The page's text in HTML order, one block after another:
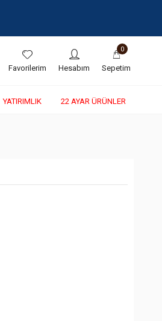
Favorilerim Hesabım
0
Sepetim
YATIRIMLIK 22 AYAR ÜRÜNLER